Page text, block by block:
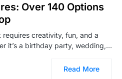
Over 140 Options
requires creativity, fun, and a
it’s a birthday party, wedding,…
Read More